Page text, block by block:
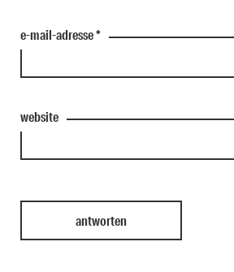
e-mail-adresse*
website